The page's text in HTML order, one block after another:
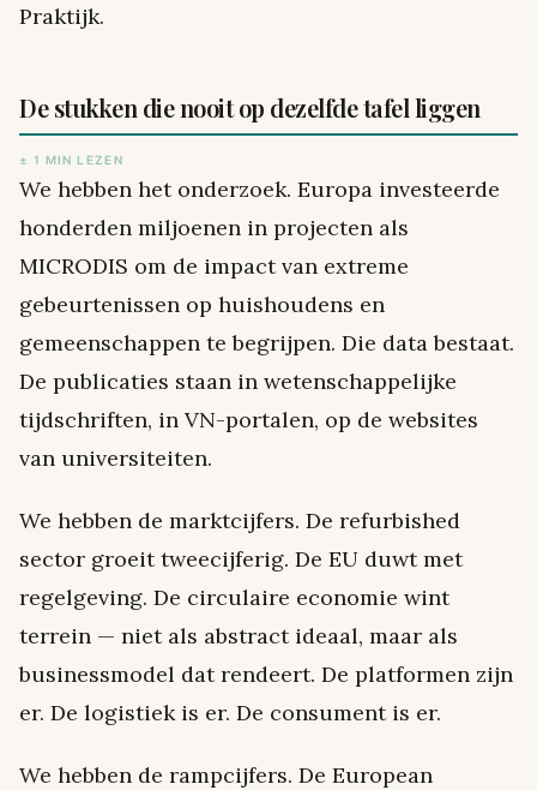
Praktijk.
De stukken die nooit op dezelfde tafel liggen
± 1 MIN LEZEN
We hebben het onderzoek. Europa investeerde
honderden miljoenen in projecten als
MICRODIS om de impact van extreme
gebeurtenissen op huishoudens en
gemeenschappen te begrijpen. Die data bestaat.
De publicaties staan in wetenschappelijke
tijdschriften, in VN-portalen, op de websites
van universiteiten.
We hebben de marktcijfers. De refurbished
sector groeit tweecijferig. De EU duwt met
regelgeving. De circulaire economie wint
terrein — niet als abstract ideaal, maar als
businessmodel dat rendeert. De platformen zijn
er. De logistiek is er. De consument is er.
We hebben de rampcijfers. De European